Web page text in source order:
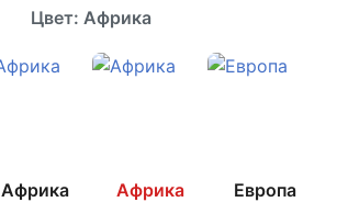
Цвет: Африка
Африка Африка Европа